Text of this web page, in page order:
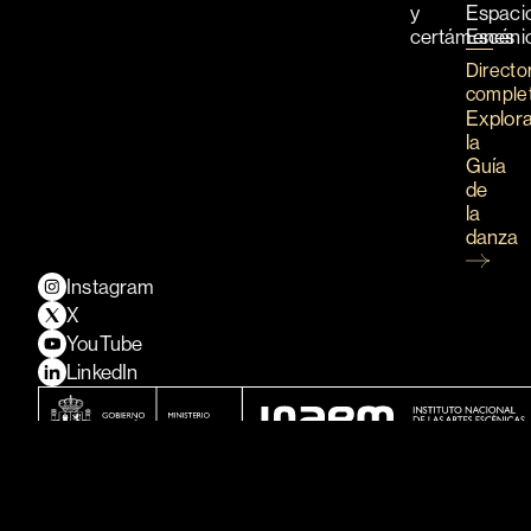
y
certámenes
la
Guía
de
la
danza
Instagram
X
YouTube
LinkedIn